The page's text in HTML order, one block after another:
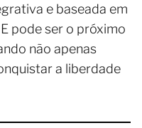
e baseada em
pode ser o próximo
não apenas
a liberdade